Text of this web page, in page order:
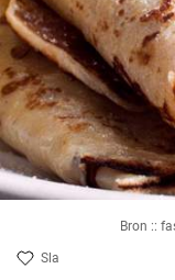
Bron ::
Sla